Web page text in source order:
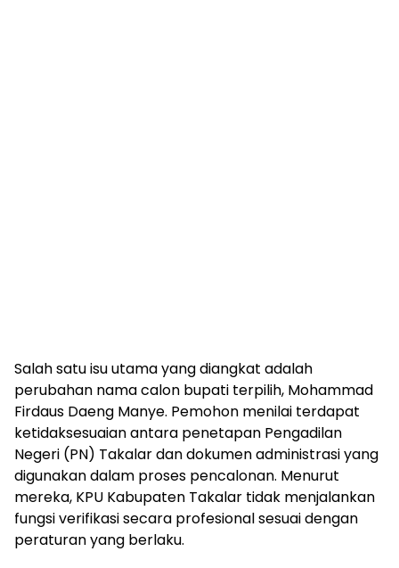
Salah satu isu utama yang diangkat adalah
perubahan nama calon bupati terpilih, Mohammad
Firdaus Daeng Manye. Pemohon menilai terdapat
ketidaksesuaian antara penetapan Pengadilan
Negeri (PN) Takalar dan dokumen administrasi yang
digunakan dalam proses pencalonan. Menurut
mereka, KPU Kabupaten Takalar tidak menjalankan
fungsi verifikasi secara profesional sesuai dengan
peraturan yang berlaku.